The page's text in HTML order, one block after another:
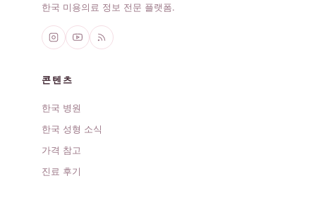
한국 미용의료 정보 전문 플랫폼.
콘텐츠
한국 병원
한국 성형 소식
가격 참고
진료 후기